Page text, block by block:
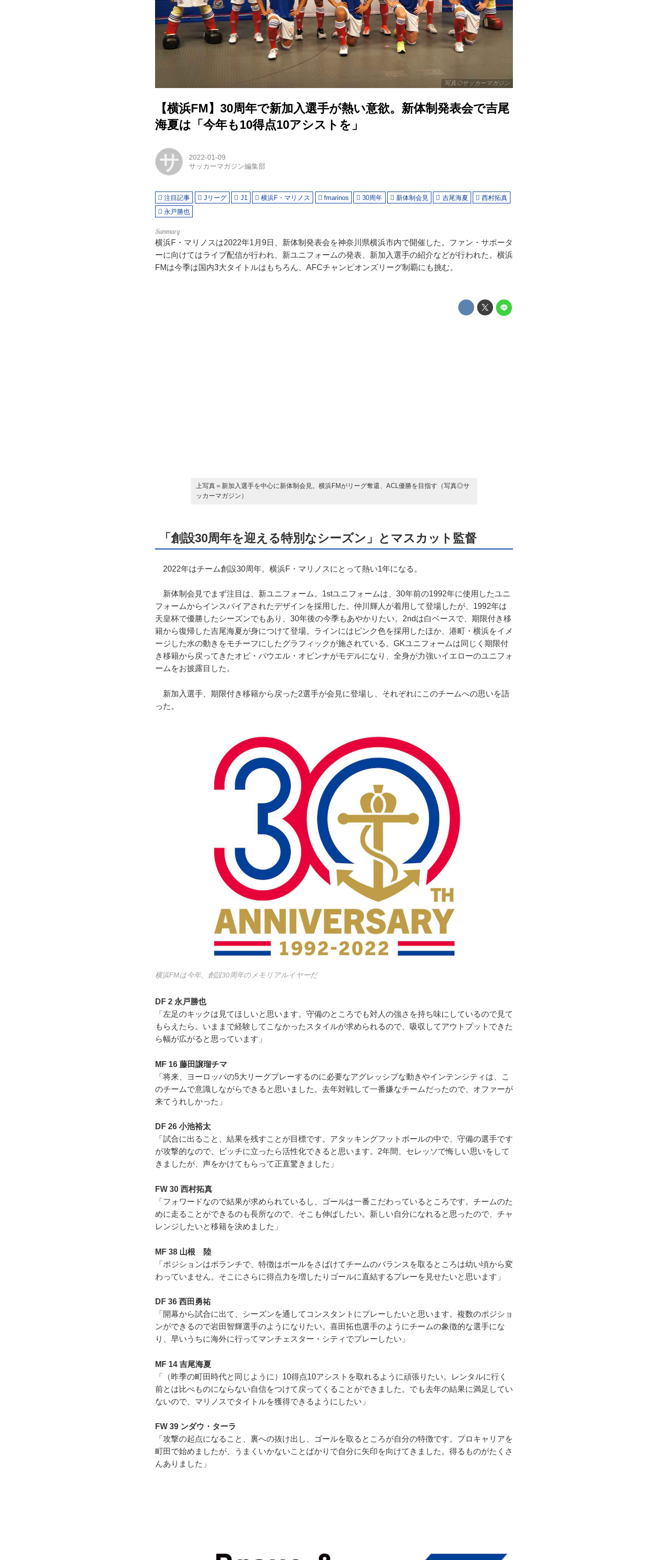
写真◎サッカーマガジン
【横浜FM】30周年で新加入選手が熱い意欲。新体制発表会で吉尾
海夏は「今年も10得点10アシストを」
サ
2022-01-09
サッカーマガジン編集部
注目記事 Jリーグ J1 横浜F・マリノス fmarinos 30周年 新体制会見 吉尾海夏
西村拓真
永戸勝也
横浜F・マリノスは2022年1月9日、新体制発表会を神奈川県横浜市内で開催した。ファン・サポータ
ーに向けてはライブ配信が行われ、新ユニフォームの発表、新加入選手の紹介などが行われた。横浜
FMは今季は国内3大タイトルはもちろん、AFCチャンピオンズリーグ制覇にも挑む。
上写真＝新加入選手を中心に新体制会見。横浜FMがリーグ奪還、ACL優勝を目指す（写真◎サ
ッカーマガジン）
「創設30周年を迎える特別なシーズン」とマスカット監督
2022年はチーム創設30周年。横浜F・マリノスにとって熱い1年になる。
新体制会見でまず注目は、新ユニフォーム。1stユニフォームは、30年前の1992年に使用したユニ
フォームからインスパイアされたデザインを採用した。仲川輝人が着用して登場したが、1992年は
天皇杯で優勝したシーズンでもあり、30年後の今季もあやかりたい。2ndは白ベースで、期限付き移
籍から復帰した吉尾海夏が身につけて登場。ラインにはピンク色を採用したほか、港町・横浜をイメ
ージした水の動きをモチーフにしたグラフィックが施されている。GKユニフォームは同じく期限付
き移籍から戻ってきたオビ・パウエル・オビンナがモデルになり、全身が力強いイエローのユニフォ
ームをお披露目した。
新加入選手、期限付き移籍から戻った2選手が会見に登場し、それぞれにこのチームへの思いを語
った。
横浜FMは今年、創設30周年のメモリアルイヤーだ
DF 2 永戸勝也
「左足のキックは見てほしいと思います。守備のところでも対人の強さを持ち味にしているので見て
もらえたら。いままで経験してこなかったスタイルが求められるので、吸収してアウトプットできた
ら幅が広がると思っています」
MF 16 藤田譲瑠チマ
「将来、ヨーロッパの5大リーグプレーするのに必要なアグレッシブな動きやインテンシティは、こ
のチームで意識しながらできると思いました。去年対戦して一番嫌なチームだったので、オファーが
来てうれしかった」
DF 26 小池裕太
「試合に出ること、結果を残すことが目標です。アタッキングフットボールの中で、守備の選手です
が攻撃的なので、ピッチに立ったら活性化できると思います。2年間、セレッソで悔しい思いをして
きましたが、声をかけてもらって正直驚きました」
FW 30 西村拓真
「フォワードなので結果が求められているし、ゴールは一番こだわっているところです。チームのた
めに走ることができるのも長所なので、そこも伸ばしたい。新しい自分になれると思ったので、チャ
レンジしたいと移籍を決めました」
MF 38 山根 陸
「ポジションはボランチで、特徴はボールをさばけてチームのバランスを取るところは幼い頃から変
わっていません。そこにさらに得点力を増したりゴールに直結するプレーを見せたいと思います」
DF 36 西田勇祐
「開幕から試合に出て、シーズンを通してコンスタントにプレーしたいと思います。複数のポジショ
ンができるので岩田智輝選手のようになりたい。喜田拓也選手のようにチームの象徴的な選手にな
り、早いうちに海外に行ってマンチェスター・シティでプレーしたい」
MF 14 吉尾海夏
「（昨季の町田時代と同じように）10得点10アシストを取れるように頑張りたい。レンタルに行く
前とは比べものにならない自信をつけて戻ってくることができました。でも去年の結果に満足してい
ないので、マリノスでタイトルを獲得できるようにしたい」
FW 39 ンダウ・ターラ
「攻撃の起点になること、裏への抜け出し、ゴールを取るところが自分の特徴です。プロキャリアを
町田で始めましたが、うまくいかないことばかりで自分に矢印を向けてきました。得るものがたくさ
んありました」